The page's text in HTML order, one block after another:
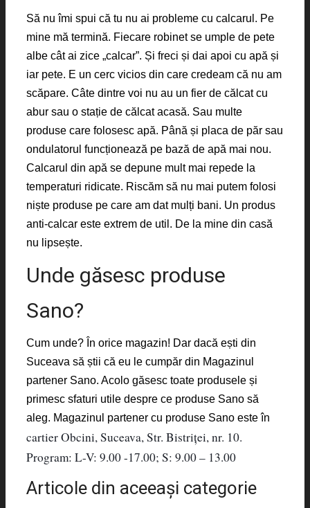
Să nu îmi spui că tu nu ai probleme cu calcarul. Pe
mine mă termină. Fiecare robinet se umple de pete
albe cât ai zice „calcar”. Și freci și dai apoi cu apă și
iar pete. E un cerc vicios din care credeam că nu am
scăpare. Câte dintre voi nu au un fier de călcat cu
abur sau o stație de călcat acasă. Sau multe
produse care folosesc apă. Până și placa de păr sau
ondulatorul funcționează pe bază de apă mai nou.
Calcarul din apă se depune mult mai repede la
temperaturi ridicate. Riscăm să nu mai putem folosi
niște produse pe care am dat mulți bani. Un produs
anti-calcar este extrem de util. De la mine din casă
nu lipsește.
Unde găsesc produse
Sano?
Cum unde? În orice magazin! Dar dacă ești din
Suceava să știi că eu le cumpăr din Magazinul
partener Sano. Acolo găsesc toate produsele și
primesc sfaturi utile despre ce produse Sano să
aleg. Magazinul partener cu produse Sano este în
cartier Obcini, Suceava, Str. Bistriței, nr. 10.
Program: L-V: 9.00 -17.00; S: 9.00 – 13.00
Articole din aceeaşi categorie